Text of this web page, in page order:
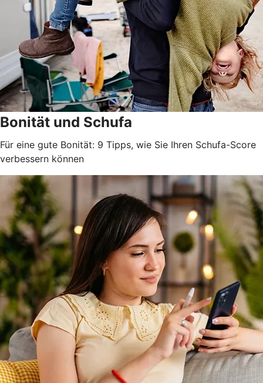
Bonität und Schufa
Für eine gute Bonität: 9 Tipps, wie Sie Ihren Schufa-Score
verbessern können